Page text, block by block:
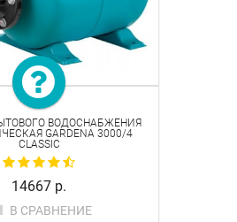
ВОДОСНАБЖЕНИЯ
GARDENA 3000/4
CLASSIC
14667 р.
В СРАВНЕНИЕ